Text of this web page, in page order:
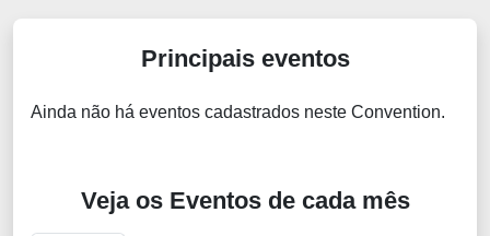
Principais eventos
Ainda não há eventos cadastrados neste Convention.
Veja os Eventos de cada mês